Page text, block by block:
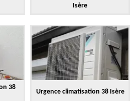
Isère
38
Urgence climatisation 38 Isère